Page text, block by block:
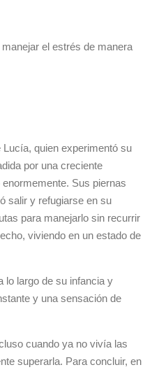
el estrés de manera
quien experimentó su
por una creciente
Sus piernas
salir y refugiarse en su
para manejarlo sin recurrir
viviendo en un estado de
lo largo de su infancia y
y una sensación de
cuando ya no vivía las
superarla. Para concluir, en